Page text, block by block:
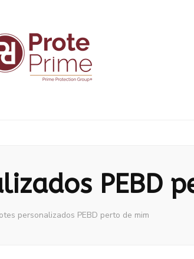
PEBD
personalizados PEBD perto de mim